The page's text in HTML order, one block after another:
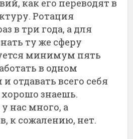
как его переводят в
Ротация
в три года, а для
ту же сферу
минимум пять
в одном
отдавать всего себя
знаешь.
нас много, а
к сожалению, нет.